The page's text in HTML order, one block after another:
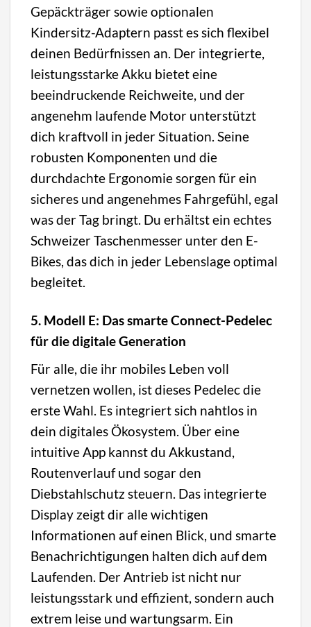
Gepäckträger sowie optionalen
Kindersitz-Adaptern passt es sich flexibel
deinen Bedürfnissen an. Der integrierte,
leistungsstarke Akku bietet eine
beeindruckende Reichweite, und der
angenehm laufende Motor unterstützt
dich kraftvoll in jeder Situation. Seine
robusten Komponenten und die
durchdachte Ergonomie sorgen für ein
sicheres und angenehmes Fahrgefühl, egal
was der Tag bringt. Du erhältst ein echtes
Schweizer Taschenmesser unter den E-
Bikes, das dich in jeder Lebenslage optimal
begleitet.
5. Modell E: Das smarte Connect-Pedelec
für die digitale Generation
Für alle, die ihr mobiles Leben voll
vernetzen wollen, ist dieses Pedelec die
erste Wahl. Es integriert sich nahtlos in
dein digitales Ökosystem. Über eine
intuitive App kannst du Akkustand,
Routenverlauf und sogar den
Diebstahlschutz steuern. Das integrierte
Display zeigt dir alle wichtigen
Informationen auf einen Blick, und smarte
Benachrichtigungen halten dich auf dem
Laufenden. Der Antrieb ist nicht nur
leistungsstark und effizient, sondern auch
extrem leise und wartungsarm. Ein